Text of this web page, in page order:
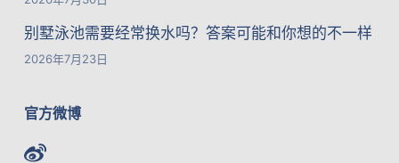
别墅泳池需要经常换水吗？答案可能和你想的不一样
2026年7月23日
官方微博